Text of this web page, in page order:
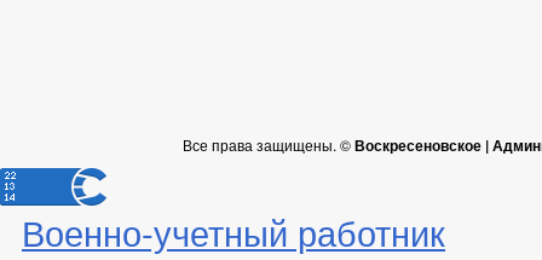
Все права защищены. ©Воскресеновское |
Военно-учетный работник